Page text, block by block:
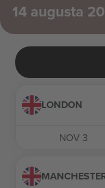
14 augusta
LONDON
NOV 3